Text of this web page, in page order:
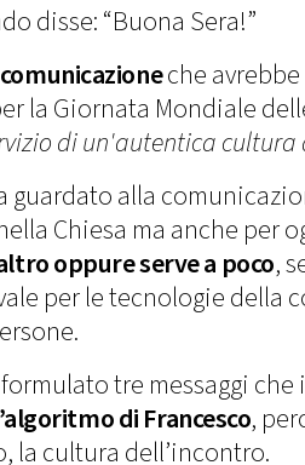
disse: “Buona Sera!”
che
la Giornata Mondiale
di un'autentica
guardato alla
Chiesa ma anche per
oppure serve a poco,
per le tecnologie della
tre messaggi
di Francesco,
la cultura dell’incontro.